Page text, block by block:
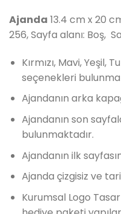
Ajanda 13.4 cm x 20
256, Sayfa alanı: Boş,
Kırmızı, Mavi, Yeşil,
seçenekleri
Ajandanın arka
Ajandanın son
bulunmaktadır.
Ajandanın ilk
Ajanda çizgisiz ve
Kurumsal Logo